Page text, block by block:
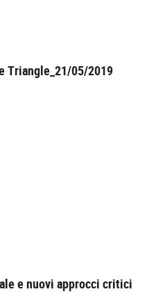
Triangle_21/05/2019
e nuovi approcci critici